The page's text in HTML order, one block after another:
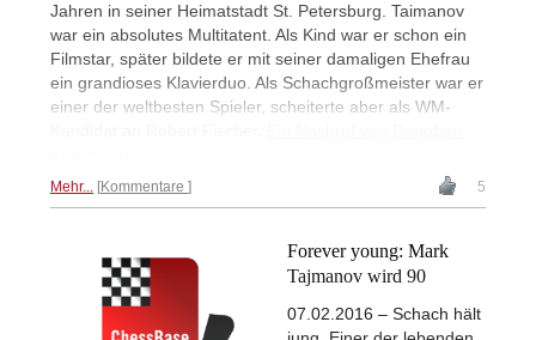
Jahren in seiner Heimatstadt St. Petersburg. Taimanov
war ein absolutes Multitatent. Als Kind war er schon ein
Filmstar, später bildete er mit seiner damaligen Ehefrau
ein grandioses Klavierduo. Als Schachgroßmeister war er
einer der weltbesten Spieler, scheiterte aber als WM-
Mehr... Kommentare 5
Forever young: Mark
Tajmanov wird 90
07.02.2016 – Schach hält